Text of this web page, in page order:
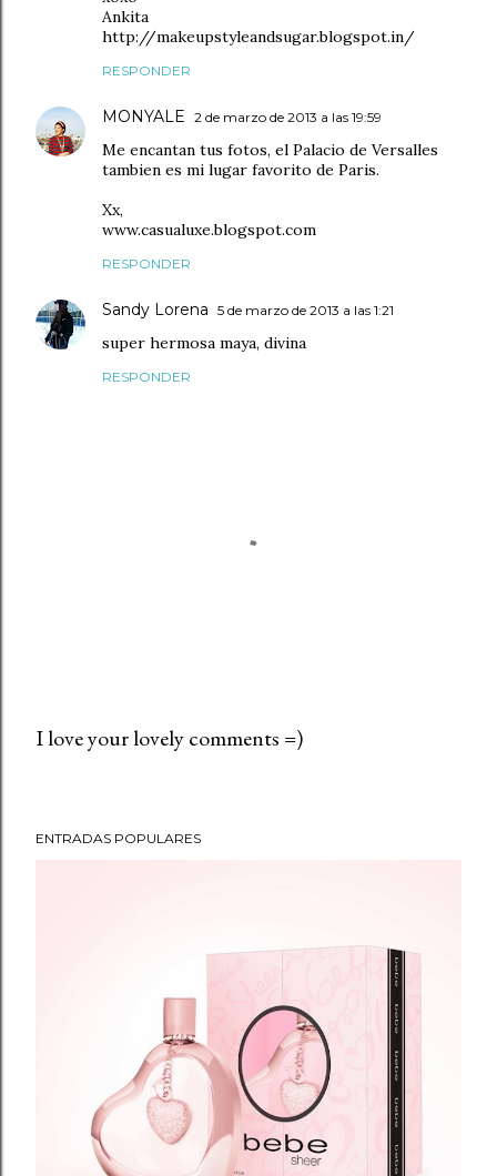
Ankita
http://makeupstyleandsugar.blogspot.in/
RESPONDER
MONYALE 2 de marzo de 2013 a las 19:59
Me encantan tus fotos, el Palacio de Versalles
tambien es mi lugar favorito de Paris.
Xx,
www.casualuxe.blogspot.com
RESPONDER
Sandy Lorena 5 de marzo de 2013 a las 1:21
super hermosa maya, divina
RESPONDER
I love your lovely comments =)
ENTRADAS POPULARES